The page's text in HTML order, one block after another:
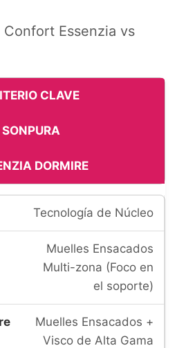
Essenzia vs
CLAVE
SONPURA
DORMIRE
Tecnología de Núcleo
Muelles Ensacados
Multi-zona (Foco en
el soporte)
Muelles Ensacados +
Visco de Alta Gama